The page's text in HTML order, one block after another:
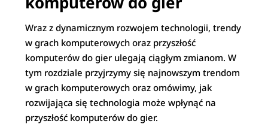
Wraz z dynamicznym rozwojem technologii, trendy
w grach komputerowych oraz przyszłość
komputerów do gier ulegają ciągłym zmianom. W
tym rozdziale przyjrzymy się najnowszym trendom
w grach komputerowych oraz omówimy, jak
rozwijająca się technologia może wpłynąć na
przyszłość komputerów do gier.